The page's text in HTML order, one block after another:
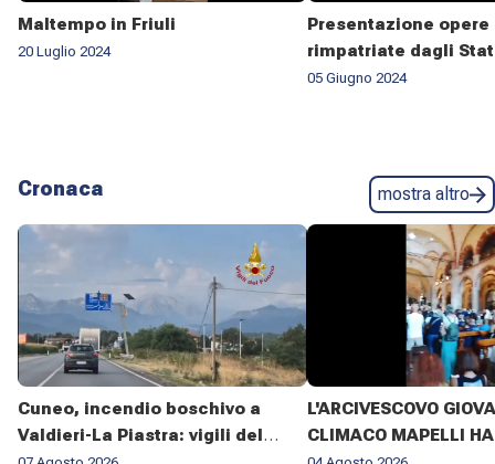
Maltempo in Friuli
20 Luglio 2024
Presentazione opere
rimpatriate dagli
05 Giugno 2024
Cronaca mostra altro
Cuneo, incendio boschivo a
Valdieri-La Piastra: vigili del
L'ARCIVESCOVO
CLIMACO MAPELLI HA